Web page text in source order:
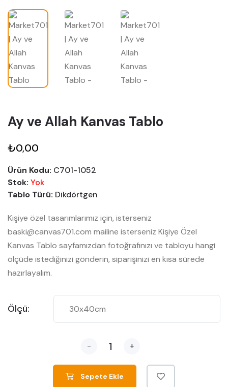
Ay ve Allah Kanvas Tablo
₺0,00
Ürün Kodu: C701-1052
Stok: Yok
Tablo Türü: Dikdörtgen
Kişiye özel tasarımlarımız için, isterseniz
baski@canvas701.com mailine isterseniz Kişiye Özel
Kanvas Tablo sayfamızdan fotoğrafınızı ve tabloyu hangi
ölçüde istediğinizi gönderin, siparişinizi en kısa sürede
hazırlayalım.
Ölçü:
- +
Sepete Ekle